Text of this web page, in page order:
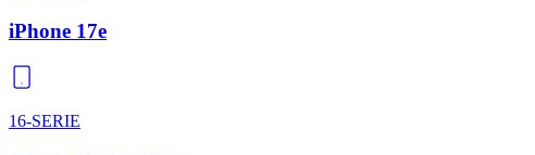
iPhone 17e
16-SERIE